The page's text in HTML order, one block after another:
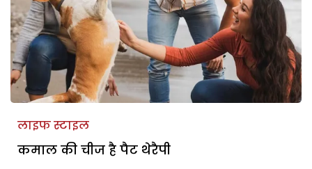
लाइफ स्टाइल
कमाल की चीज है पैट थेरैपी